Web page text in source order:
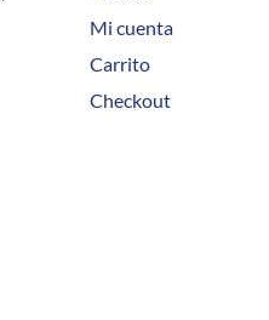
Mi cuenta
Carrito
Checkout